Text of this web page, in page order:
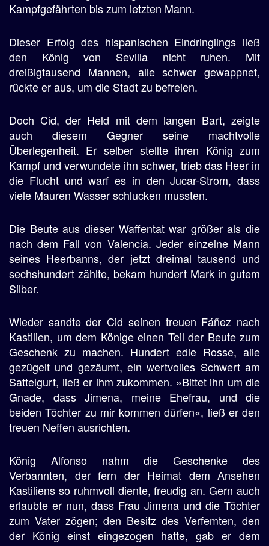
Kampfgefährten bis zum letzten Mann.
Dieser Erfolg des hispanischen Eindringlings ließ
den König von Sevilla nicht ruhen. Mit
dreißigtausend Mannen, alle schwer gewappnet,
rückte er aus, um die Stadt zu befreien.
Doch Cid, der Held mit dem langen Bart, zeigte
auch diesem Gegner seine machtvolle
Überlegenheit. Er selber stellte ihren König zum
Kampf und verwundete ihn schwer, trieb das Heer in
die Flucht und warf es in den Jucar-Strom, dass
viele Mauren Wasser schlucken mussten.
Die Beute aus dieser Waffentat war größer als die
nach dem Fall von Valencia. Jeder einzelne Mann
seines Heerbanns, der jetzt dreimal tausend und
sechshundert zählte, bekam hundert Mark in gutem
Silber.
Wieder sandte der Cid seinen treuen Fáñez nach
Kastilien, um dem Könige einen Teil der Beute zum
Geschenk zu machen. Hundert edle Rosse, alle
gezügelt und gezäumt, ein wertvolles Schwert am
Sattelgurt, ließ er ihm zukommen. »Bittet ihn um die
Gnade, dass Jimena, meine Ehefrau, und die
beiden Töchter zu mir kommen dürfen«, ließ er den
treuen Neffen ausrichten.
König Alfonso nahm die Geschenke des
Verbannten, der fern der Heimat dem Ansehen
Kastiliens so ruhmvoll diente, freudig an. Gern auch
erlaubte er nun, dass Frau Jimena und die Töchter
zum Vater zögen; den Besitz des Verfemten, den
der König einst eingezogen hatte, gab er dem